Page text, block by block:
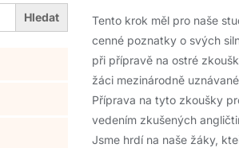
Tento krok měl pro naše
cenné poznatky o svých
při přípravě na ostré
žáci mezinárodně
Příprava na tyto zkoušky
vedením zkušených
Jsme hrdí na naše žáky,